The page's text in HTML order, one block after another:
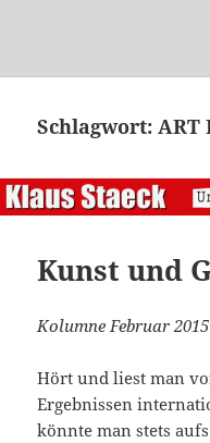
Schlagwort:ART
Kunst und
Kolumne Februar 2015
Hört und liest man
Ergebnissen
könnte man stets